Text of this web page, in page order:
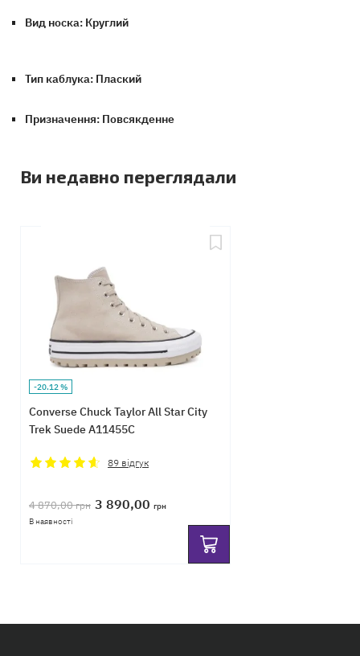
Вид носка: Круглий
Тип каблука: Плаский
Призначення: Повсякденне
Ви недавно переглядали
-20.12 %
Converse Chuck Taylor All Star City
Trek Suede A11455C
89 відгук
4 870,00грн 3 890,00 грн
В наявності